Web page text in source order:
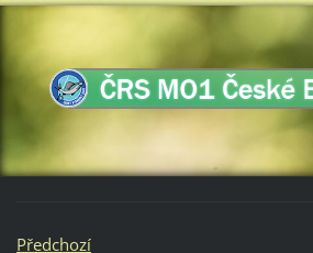
Předchozí